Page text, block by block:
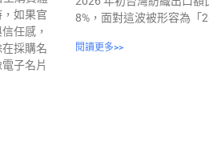
如果官
任感，
採購名
子名片
8%，面對這波被形容為「
閱讀更多>>